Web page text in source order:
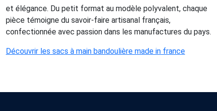
et élégance. Du petit format au modèle polyvalent, chaque
pièce témoigne du savoir-faire artisanal français,
confectionnée avec passion dans les manufactures du pays.
Découvrir les sacs à main bandoulière made in france